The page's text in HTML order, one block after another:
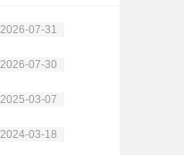
2026-07-31
2026-07-30
2025-03-07
2024-03-18